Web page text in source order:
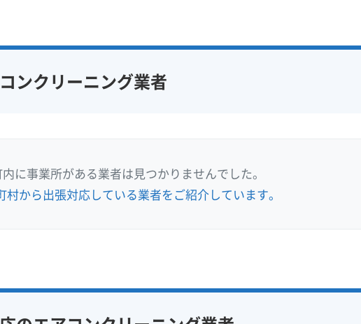
ンクリーニング業者
に事業所がある業者は見つかりませんでした。
村から出張対応している業者をご紹介しています。